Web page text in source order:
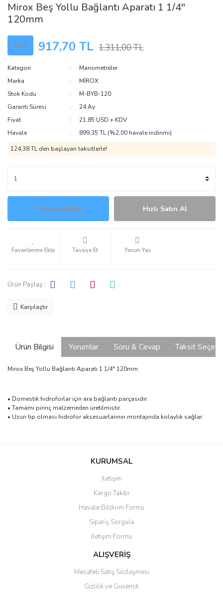
Mirox Beş Yollu Bağlantı Aparatı 1 1/4''
120mm
%30 917,70 TL 1.311,00 TL
Kategori
Manometreler
Marka
MİROX
Stok Kodu
M-BYB-120
Garanti Süresi
24 Ay
Fiyat
21,85 USD + KDV
Havale
899,35 TL (%2,00 havale indirimi)
124,38 TL den başlayan taksitlerle!
Sepete Ekle Hızlı Satın Al
Tavsiye Et Yorum Yaz
Ürün Paylaş :
Karşılaştır
Ürün Bilgisi Yorumlar Soru & Cevap Taksit
Mirox Beş Yollu Bağlantı Aparatı 1 1/4" 120mm
• Domestik hidroforlar için ara bağlantı parçasıdır.
• Tamamı pirinç malzemeden üretilmistir.
• Uzun tip olması hidrofor aksesuarlarının montajında kolaylık sağlar.
Bu ürüne ilk yorumu siz yapın!
Ürün hakkında henüz soru sorulmamış.
Ürün resmi kalitesiz, bozuk veya görüntülenemiyor.
Ürün açıklamasında eksik bilgiler bulunuyor.
Ürün bilgilerinde hatalar bulunuyor.
Ürün fiyatı diğer sitelerden daha pahalı.
Bu ürüne benzer farklı alternatifler olmalı.
KURUMSAL
İletişim
Kargo Takibi
Havale Bildirim Formu
Sipariş Sorgula
İletişim Formu
ALIŞVERİŞ
Mesafeli Satış Sözleşmesi
Gizlilik ve Güvenlik